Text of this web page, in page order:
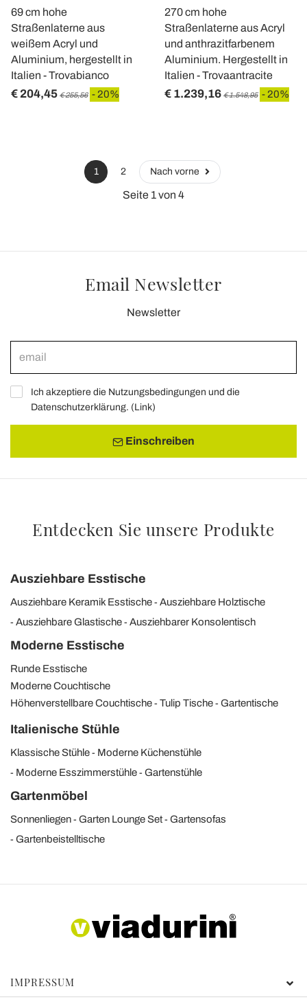
69 cm hohe
Straßenlaterne aus
weißem Acryl und
Aluminium, hergestellt in
Italien - Trovabianco
€ 204,45 € 255,56 - 20%
270 cm hohe
Straßenlaterne aus Acryl
und anthrazitfarbenem
Aluminium. Hergestellt in
Italien - Trovaantracite
€ 1.239,16 € 1.548,95 - 20%
1 2 Nach vorne
Seite 1 von 4
Email Newsletter
Newsletter
Ich akzeptiere die Nutzungsbedingungen und die
Datenschutzerklärung. (Link)
Einschreiben
Entdecken Sie unsere Produkte
Ausziehbare Esstische
Ausziehbare Keramik Esstische
Ausziehbare Holztische
Ausziehbare Glastische
Ausziehbarer Konsolentisch
Moderne Esstische
Runde Esstische
Moderne Couchtische
Höhenverstellbare Couchtische
Tulip Tische Gartentische
Italienische Stühle
Klassische Stühle
Moderne Küchenstühle
Moderne Esszimmerstühle
Gartenstühle
Gartenmöbel
Sonnenliegen Garten Lounge Set
Gartensofas
Gartenbeistelltische
IMPRESSUM